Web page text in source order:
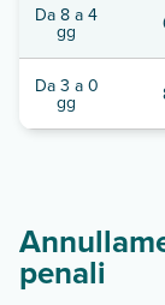
Da 8 a 4
gg
Da 3 a 0
gg
penali